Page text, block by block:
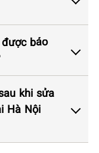
bảo
khi sửa
Hà Nội